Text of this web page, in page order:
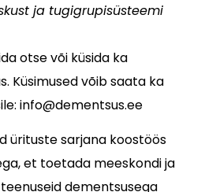
ja tugigrupisüsteemi
otse või küsida ka
Küsimused võib saata ka
info@dementsus.ee
ürituste sarjana koostöös
et toetada meeskondi ja
dementsusega